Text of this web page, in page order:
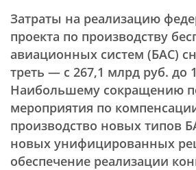
Затраты на реализацию
проекта по производству
авиационных систем (БАС)
треть — с 267,1 млрд руб. до
Наибольшему сокращению
мероприятия по
производство новых типов
новых унифицированных
обеспечение реализации